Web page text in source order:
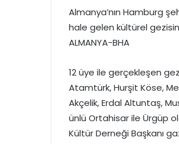
Almanya’nın Hamburg
hale gelen kültürel
ALMANYA-BHA
12 üye ile gerçekleşen
Atamtürk, Hurşit Köse,
Akçelik, Erdal Altuntaş,
ünlü Ortahisar ile Ürgüp
Kültür Derneği Başkanı